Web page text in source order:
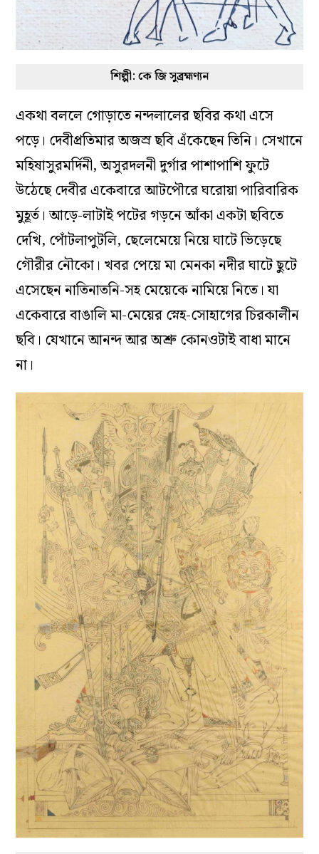
শিল্পী: কে জি সুব্রহ্মণ্যন
একথা বললে গোড়াতে নন্দলালের ছবির কথা এসে
পড়ে। দেবীপ্রতিমার অজস্র ছবি এঁকেছেন তিনি। সেখানে
মহিষাসুরমর্দিনী, অসুরদলনী দুর্গার পাশাপাশি ফুটে
উঠেছে দেবীর একেবারে আটপৌরে ঘরোয়া পারিবারিক
মুহূর্ত।আড়ে-লাটাই পটের গড়নে আঁকা একটা ছবিতে
দেখি, পোঁটলাপুটলি, ছেলেমেয়ে নিয়ে ঘাটে ভিড়েছে
গৌরীর নৌকো। খবর পেয়ে মা মেনকা নদীর ঘাটে ছুটে
এসেছেন নাতিনাতনি-সহ মেয়েকে নামিয়ে নিতে। যা
একেবারে বাঙালি মা-মেয়ের স্নেহ-সোহাগের চিরকালীন
ছবি। যেখানে আনন্দ আর অশ্রু কোনওটাই বাধা মানে
না।